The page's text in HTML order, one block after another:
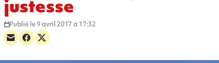
justesse
Publié le 9 avril 2017 à 17:32